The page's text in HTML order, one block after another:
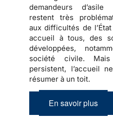
demandeurs
restent très
aux difficultés de l’État
accueil à tous, des
développées,
société civile.
persistent, l’accueil
résumer à un toit.
En savoir plus